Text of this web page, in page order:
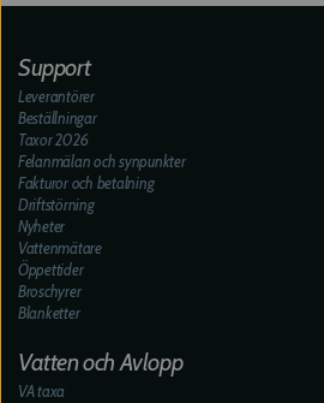
Support
Leverantörer
Beställningar
Taxor 2026
Felanmälan och synpunkter
Fakturor och betalning
Driftstörning
Nyheter
Vattenmätare
Öppettider
Broschyrer
Blanketter
Vatten och Avlopp
VA taxa